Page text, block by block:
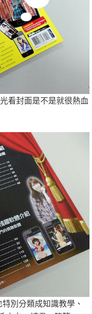
看封面是不是就很熱血
別分類成知識教學、